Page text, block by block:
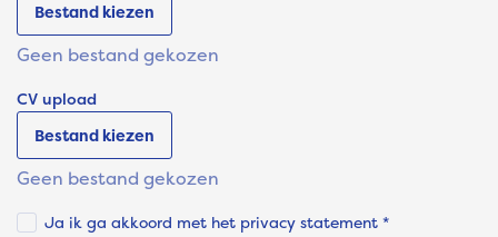
Bestand kiezen
Geen bestand gekozen
CV upload
Bestand kiezen
Geen bestand gekozen
Ja ik ga akkoord met het privacy statement *